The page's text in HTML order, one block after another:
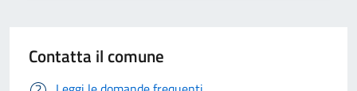
Contatta il comune